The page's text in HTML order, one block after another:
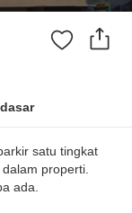
satu tingkat
properti.
ada.